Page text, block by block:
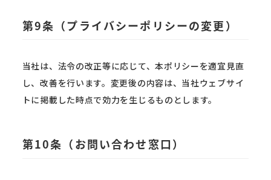
第9条（プライバシーポリシーの変更）
当社は、法令の改正等に応じて、本ポリシーを適宜見直
し、改善を行います。変更後の内容は、当社ウェブサイ
トに掲載した時点で効力を生じるものとします。
第10条（お問い合わせ窓口）